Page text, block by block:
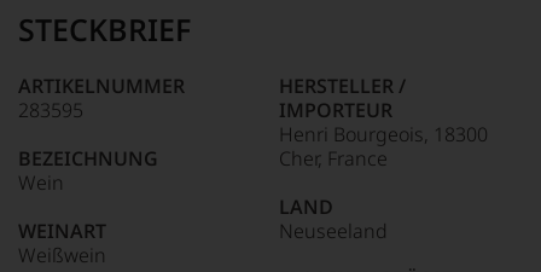
95–98 Punkte:
90–94 Punkte:
Name
Tesdorpf
für
»Fine
für
die
edlen
Weine
der
STECKBRIEF
ARTIKELNUMMER
283595
BEZEICHNUNG
Wein
WEINART
Weißwein
HERSTELLER /
IMPORTEUR
Henri Bourgeois, 18300
Cher, France
LAND
Neuseeland